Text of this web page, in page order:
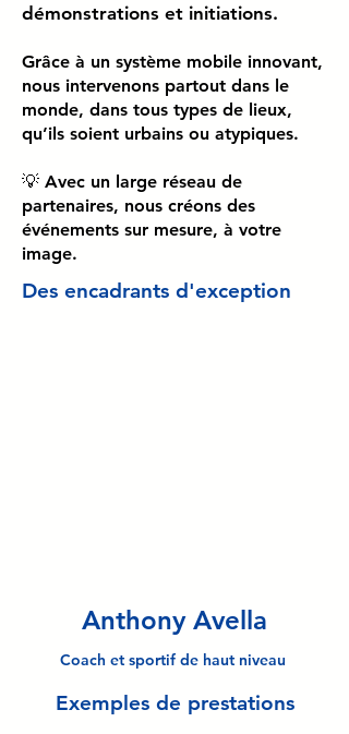
démonstrations et initiations.
Grâce à un système mobile innovant,
nous intervenons partout dans le
monde, dans tous types de lieux,
qu’ils soient urbains ou atypiques.
💡 Avec un large réseau de
partenaires, nous créons des
événements sur mesure, à votre
image.
Des encadrants d'exception
Anthony Avella
Coach et sportif de haut niveau
Exemples de prestations